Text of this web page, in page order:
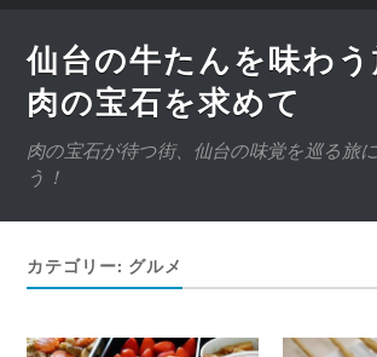
仙台の牛たんを味わう
肉の宝石を求めて
肉の宝石が待つ街、仙台の味覚を巡る旅
う！
カテゴリー: グルメ